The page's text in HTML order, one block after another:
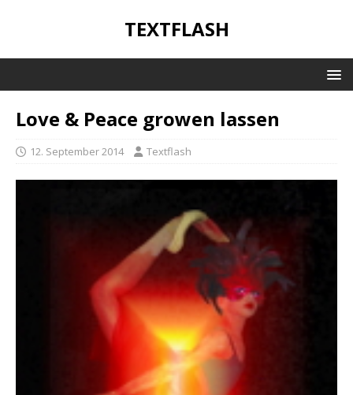
TEXTFLASH
Love & Peace growen lassen
12. September 2014 Textflash